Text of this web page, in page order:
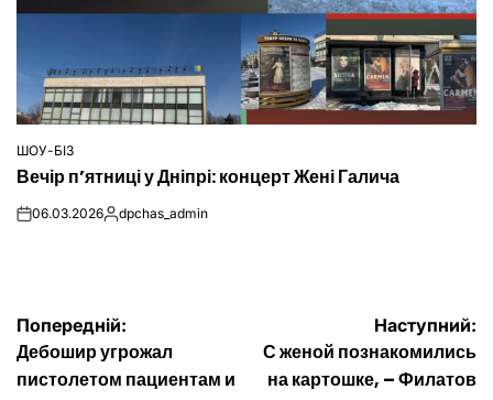
ОПУБЛІКУВАТИ
У
ШОУ-БІЗ
Вечір п’ятниці у Дніпрі: концерт Жені Галича
on06.03.2026Опубліковано
dpchas_admin
Навігація
записів
Попередній:
Дебошир угрожал
пистолетом пациентам и
Наступний:
С женой познакомились
на картошке, – Филатов